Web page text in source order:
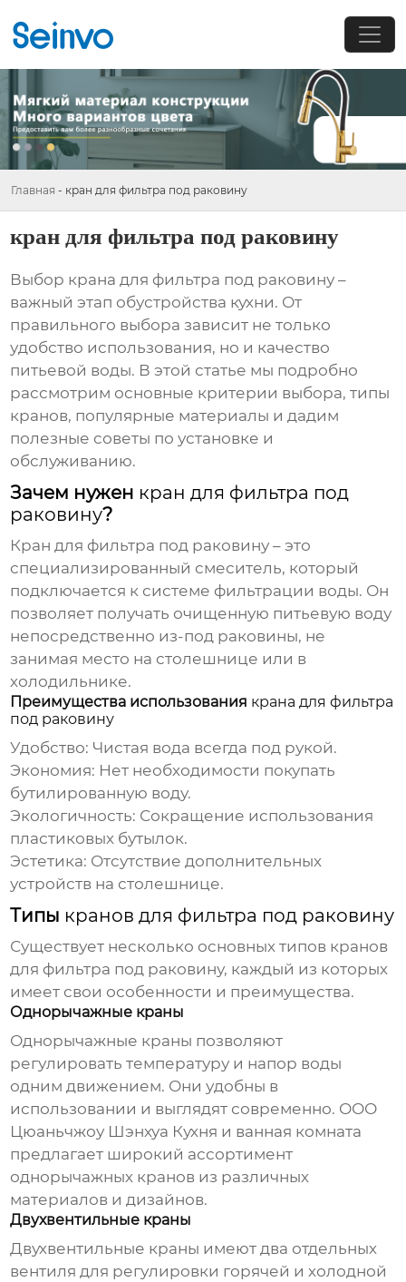
Главная - кран для фильтра под раковину
кран для фильтра под раковину
Выбор крана для фильтра под раковину –
важный этап обустройства кухни. От
правильного выбора зависит не только
удобство использования, но и качество
питьевой воды. В этой статье мы подробно
рассмотрим основные критерии выбора, типы
кранов, популярные материалы и дадим
полезные советы по установке и
обслуживанию.
Зачем нужен кран для фильтра под
раковину?
Кран для фильтра под раковину – это
специализированный смеситель, который
подключается к системе фильтрации воды. Он
позволяет получать очищенную питьевую воду
непосредственно из-под раковины, не
занимая место на столешнице или в
холодильнике.
Преимущества использования крана для фильтра
под раковину
Удобство: Чистая вода всегда под рукой.
Экономия: Нет необходимости покупать
бутилированную воду.
Экологичность: Сокращение использования
пластиковых бутылок.
Эстетика: Отсутствие дополнительных
устройств на столешнице.
Типы кранов для фильтра под раковину
Существует несколько основных типов кранов
для фильтра под раковину, каждый из которых
имеет свои особенности и преимущества.
Однорычажные краны
Однорычажные краны позволяют
регулировать температуру и напор воды
одним движением. Они удобны в
использовании и выглядят современно. ООО
Цюаньчжоу Шэнхуа Кухня и ванная комната
предлагает широкий ассортимент
однорычажных кранов из различных
материалов и дизайнов.
Двухвентильные краны
Двухвентильные краны имеют два отдельных
вентиля для регулировки горячей и холодной